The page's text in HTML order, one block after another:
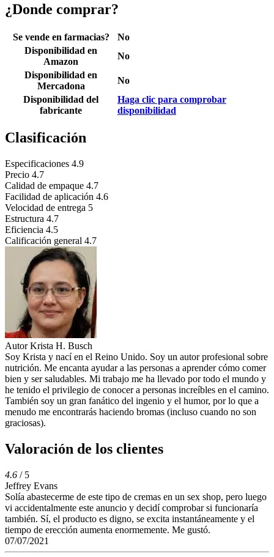
¿Donde comprar?
Se vende en farmacias?
No
Disponibilidad en
Amazon
No
Disponibilidad en
Mercadona
No
Disponibilidad del
fabricante
Haga clic para comprobar
disponibilidad
Clasificación
Especificaciones 4.9
Precio 4.7
Calidad de empaque 4.7
Facilidad de aplicación 4.6
Velocidad de entrega 5
Estructura 4.7
Eficiencia 4.5
Calificación general 4.7
Autor Krista H. Busch
Soy Krista y nací en el Reino Unido. Soy un autor profesional sobre
nutrición. Me encanta ayudar a las personas a aprender cómo comer
bien y ser saludables. Mi trabajo me ha llevado por todo el mundo y
he tenido el privilegio de conocer a personas increíbles en el camino.
También soy un gran fanático del ingenio y el humor, por lo que a
menudo me encontrarás haciendo bromas (incluso cuando no son
graciosas).
Valoración de los clientes
4.6 / 5
Jeffrey Evans
Solía ​​abastecerme de este tipo de cremas en un sex shop, pero luego
vi accidentalmente este anuncio y decidí comprobar si funcionaría
también. Sí, el producto es digno, se excita instantáneamente y el
tiempo de erección aumenta enormemente. Me gustó.
07/07/2021